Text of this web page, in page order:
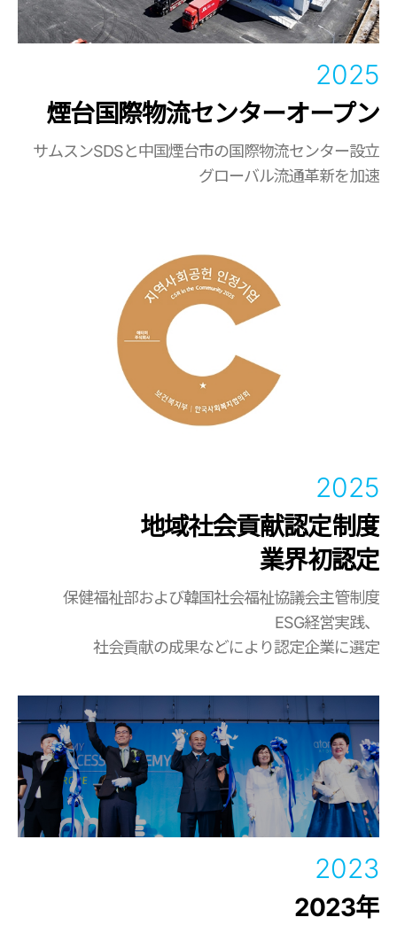
2025
煙台国際物流センターオープン
サムスンSDSと中国煙台市の国際物流センター設立
グローバル流通革新を加速
2025
地域社会貢献認定制度
業界初認定
保健福祉部および韓国社会福祉協議会主管制度
ESG経営実践、
社会貢献の成果などにより認定企業に選定
2023
2023年